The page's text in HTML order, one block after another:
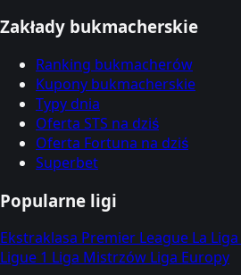
Zakłady bukmacherskie
Ranking bukmacherów
Kupony bukmacherskie
Typy dnia
Oferta STS na dziś
Oferta Fortuna na dziś
Superbet
Popularne ligi
Ekstraklasa Premier League La Liga
Ligue 1 Liga Mistrzów Liga Europy